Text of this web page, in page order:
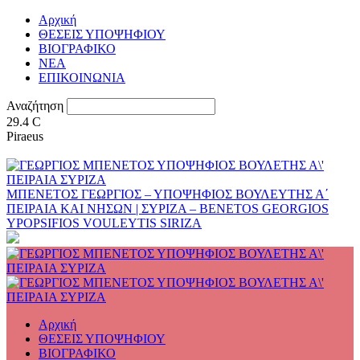
Αρχική
ΘΕΣΕΙΣ ΥΠΟΨΗΦΙΟΥ
ΒΙΟΓΡΑΦΙΚΟ
ΝΕΑ
ΕΠΙΚΟΙΝΩΝΙΑ
Αναζήτηση
29.4 C
Piraeus
ΜΠΕΝΕΤΟΣ ΓΕΩΡΓΙΟΣ – ΥΠΟΨΗΦΙΟΣ ΒΟΥΛΕΥΤΗΣ Α΄
ΠΕΙΡΑΙΑ ΚΑΙ ΝΗΣΩΝ | ΣΥΡΙΖΑ – BENETOS GEORGIOS
YPOPSIFIOS VOULEYTIS SIRIZA
Αρχική
ΘΕΣΕΙΣ ΥΠΟΨΗΦΙΟΥ
ΒΙΟΓΡΑΦΙΚΟ